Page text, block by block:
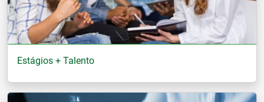
Estágios + Talento